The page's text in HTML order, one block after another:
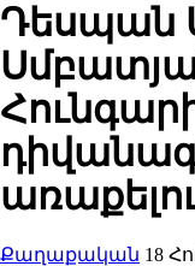
Դեսպան
Քաղաքական 18